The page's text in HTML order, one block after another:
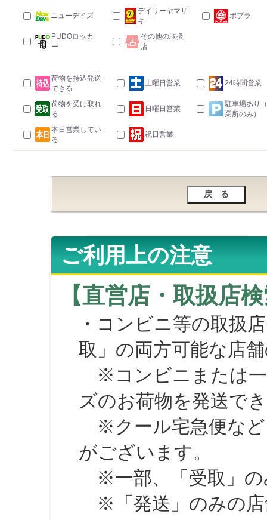
ニューデイズ
デイリーヤマザ
キ
ポプラ
PUDOロッカ
ー
その他の取扱
店
荷物を持込発送
できる
土曜日営業 24時間営業
荷物を受け取れ
る
日曜日営業
駐車場あり
業所のみ）
本日営業してい
る
祝日営業
ご利用上の注意
【直営店・取扱店
・コンビニ等の取扱
取」の両方可能な店
※コンビニまたは一
ズのお荷物を発送で
※クール宅急便など
がございます。
※一部、「受取」の
※「発送」のみの店